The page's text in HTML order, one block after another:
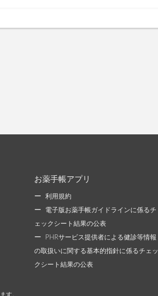
お薬手帳アプリ
利用規約
電子版お薬手帳ガイドラインに係るチ
ェックシート結果の公表
PHRサービス提供者による健診等情報
の取扱いに関する基本的指針に係るチェッ
クシート結果の公表
す。